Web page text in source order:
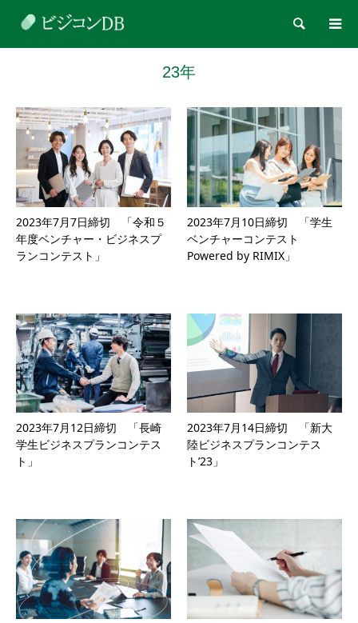
検索
23年
2023年7月7日締切 「令和５
年度ベンチャー・ビジネスプ
ランコンテスト」
2023年7月10日締切 「学生
ベンチャーコンテスト
Powered by RIMIX」
2023年7月12日締切 「長崎
学生ビジネスプランコンテス
ト」
2023年7月14日締切 「新大
陸ビジネスプランコンテス
ト’23」